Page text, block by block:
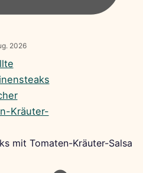
2026
mit Tomaten-Kräuter-Salsa